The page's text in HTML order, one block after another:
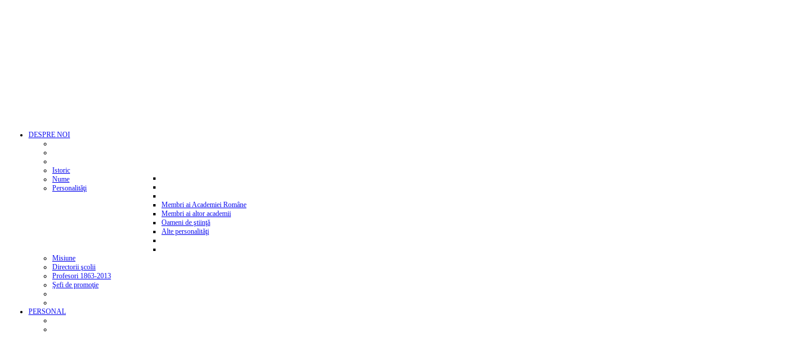
DESPRE NOI
Istoric
Nume
Personalităţi
Membri ai Academiei Române
Membri ai altor academii
Oameni de ştiinţă
Alte personalităţi
Misiune
Directorii şcolii
Profesori 1863-2013
Şefi de promoţie
PERSONAL